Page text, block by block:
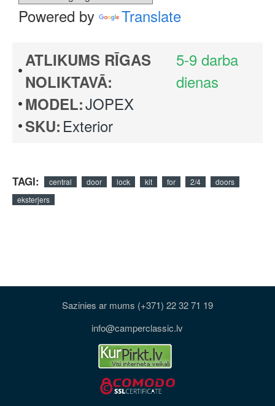
Powered by Translate
ATLIKUMS RĪGAS
NOLIKTAVĀ:
5-9 darba
dienas
MODEL:JOPEX
SKU: Exterior
TAGI: central door lock kit for 2/4
doors
eksterjers
Sazinies ar mums (+371) 22 32 71 19
info@camperclassic.lv